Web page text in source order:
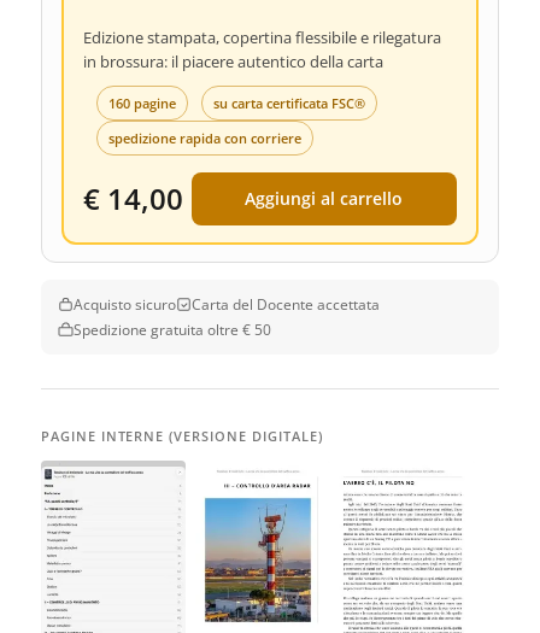
Edizione stampata, copertina flessibile e rilegatura
in brossura: il piacere autentico della carta
160 pagine
su carta certificata FSC®
spedizione rapida con corriere
€ 14,00 Aggiungi al carrello
Acquisto sicuro
Carta del Docente accettata
Spedizione gratuita oltre € 50
PAGINE INTERNE (VERSIONE DIGITALE)